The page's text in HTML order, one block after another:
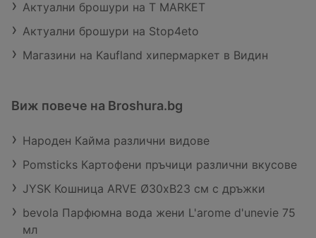
Актуални брошури на T MARKET
Актуални брошури на Stop4eto
Магазини на Kaufland хипермаркет в Видин
Виж повече на Broshura.bg
Народен Кайма различни видове
Pomsticks Картофени пръчици различни вкусове
JYSK Кошница ARVE Ø30xВ23 см с дръжки
bevola Парфюмна вода жени L'arome d'unevie 75
мл